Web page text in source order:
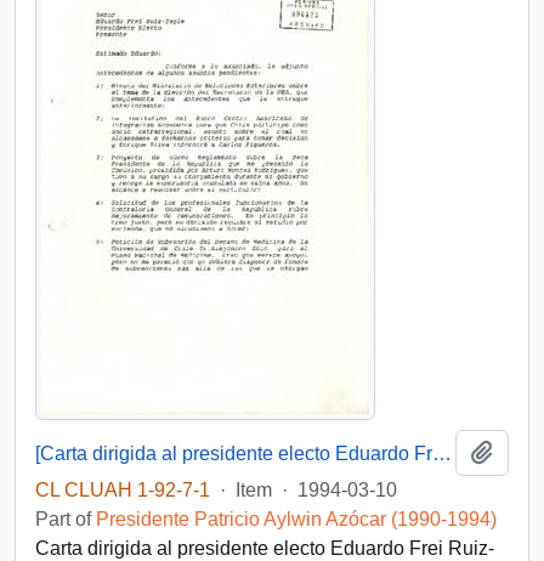
[Carta dirigida al presidente electo Eduardo Frei Ruiz-Tagle]
CL CLUAH 1-92-7-1
· Item · 1994-03-10
Part of Presidente Patricio Aylwin Azócar (1990-1994)
Carta dirigida al presidente electo Eduardo Frei Ruiz-